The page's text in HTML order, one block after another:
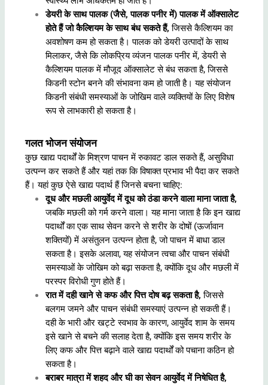
डेयरी के साथ पालक (जैसे, पालक पनीर में) पालक में ऑक्सालेट
होते हैं जो कैल्शियम के साथ बंध सकते हैं,जिससे कैल्शियम का
अवशोषण कम हो सकता है। पालक को डेयरी उत्पादों के साथ
मिलाकर, जैसे कि लोकप्रिय व्यंजन पालक पनीर में, डेयरी से
कैल्शियम पालक में मौजूद ऑक्सालेट से बंध सकता है, जिससे
किडनी स्टोन बनने की संभावना कम हो जाती है। यह संयोजन
किडनी संबंधी समस्याओं के जोखिम वाले व्यक्तियों के लिए विशेष
रूप से लाभकारी हो सकता है।
गलत भोजन संयोजन
कुछ खाद्य पदार्थों के मिश्रण पाचन में रुकावट डाल सकते हैं, असुविधा
उत्पन्न कर सकते हैं और यहां तक कि विषाक्त प्रभाव भी पैदा कर सकते
हैं। यहां कुछ ऐसे खाद्य पदार्थ हैं जिनसे बचना चाहिए:
दूध और मछली आयुर्वेद में दूध को ठंडा करने वाला माना जाता है,
जबकि मछली को गर्म करने वाला। यह माना जाता है कि इन खाद्य
पदार्थों का एक साथ सेवन करने से शरीर के दोषों (ऊर्जावान
शक्तियों) में असंतुलन उत्पन्न होता है, जो पाचन में बाधा डाल
सकता है। इसके अलावा, यह संयोजन त्वचा और पाचन संबंधी
समस्याओं के जोखिम को बढ़ा सकता है, क्योंकि दूध और मछली में
परस्पर विरोधी गुण होते हैं।
रात में दही खाने से कफ और पित्त दोष बढ़ सकता है, जिससे
बलगम जमने और पाचन संबंधी समस्याएं उत्पन्न हो सकती हैं।
दही के भारी और खट्टे स्वभाव के कारण, आयुर्वेद शाम के समय
इसे खाने से बचने की सलाह देता है, क्योंकि इस समय शरीर के
लिए कफ और पित्त बढ़ाने वाले खाद्य पदार्थों को पचाना कठिन हो
सकता है।
बराबर मात्रा में शहद और घी का सेवन आयुर्वेद में निषेधित है,